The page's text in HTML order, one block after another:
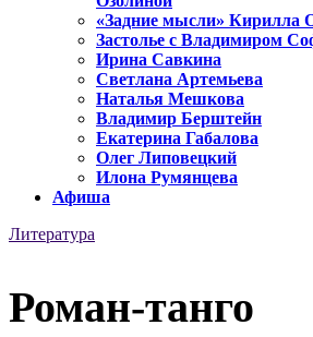
«Задние мысли» Кирилла
Застолье с Владимиром
Ирина Савкина
Светлана Артемьева
Наталья Мешкова
Владимир Берштейн
Екатерина Габалова
Олег Липовецкий
Илона Румянцева
Афиша
Литература
Роман-танго